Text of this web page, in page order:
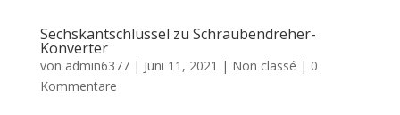
Sechskantschlüssel zu Schraubendreher-
Konverter
von admin6377| Juni 11, 2021 | Non classé | 0
Kommentare